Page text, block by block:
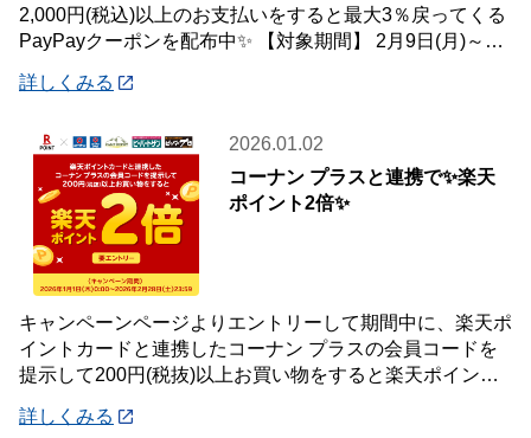
2,000円(税込)以上のお支払いをすると最大3％戻ってくる
PayPayクーポンを配布中✨ 【対象期間】 2月9日(月)～3
詳しくみる
2026.01.02
コーナン プラスと連携で✨楽天
ポイント2倍✨
キャンペーンページよりエントリーして期間中に、楽天ポ
イントカードと連携したコーナン プラスの会員コードを
提示して200円(税抜)以上お買い物をすると楽天ポイント2
詳しくみる